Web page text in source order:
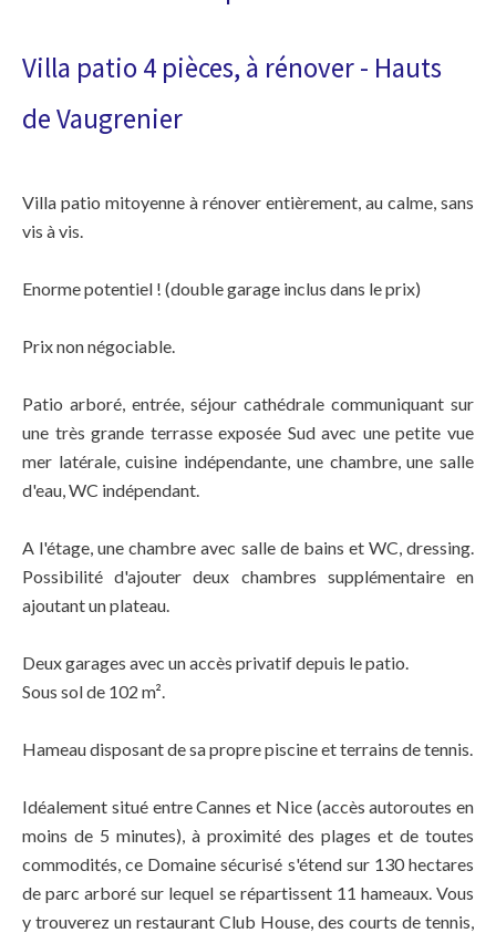
Villa patio 4 pièces, à rénover - Hauts
de Vaugrenier
Villa patio mitoyenne à rénover entièrement, au calme, sans
vis à vis.
Enorme potentiel ! (double garage inclus dans le prix)
Prix non négociable.
Patio arboré, entrée, séjour cathédrale communiquant sur
une très grande terrasse exposée Sud avec une petite vue
mer latérale, cuisine indépendante, une chambre, une salle
d'eau, WC indépendant.
A l'étage, une chambre avec salle de bains et WC, dressing.
Possibilité d'ajouter deux chambres supplémentaire en
ajoutant un plateau.
Deux garages avec un accès privatif depuis le patio.
Sous sol de 102 m².
Hameau disposant de sa propre piscine et terrains de tennis.
Idéalement situé entre Cannes et Nice (accès autoroutes en
moins de 5 minutes), à proximité des plages et de toutes
commodités, ce Domaine sécurisé s'étend sur 130 hectares
de parc arboré sur lequel se répartissent 11 hameaux. Vous
y trouverez un restaurant Club House, des courts de tennis,